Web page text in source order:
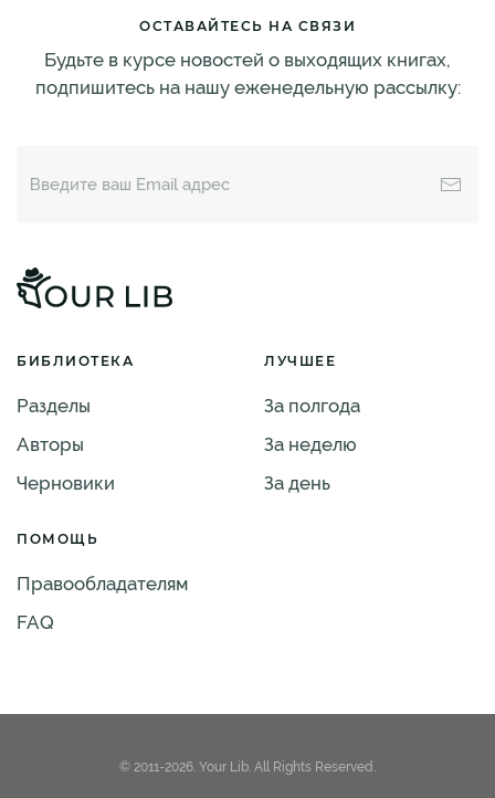
ОСТАВАЙТЕСЬ НА СВЯЗИ
Будьте в курсе новостей о выходящих книгах,
подпишитесь на нашу еженедельную рассылку:
БИБЛИОТЕКА
Разделы
Авторы
Черновики
ЛУЧШЕЕ
За полгода
За неделю
За день
ПОМОЩЬ
Правообладателям
FAQ
© 2011-2026. Your Lib. All Rights Reserved.